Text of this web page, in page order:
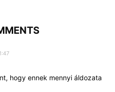
hogy ennek mennyi áldozata